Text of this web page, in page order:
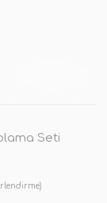
Seti